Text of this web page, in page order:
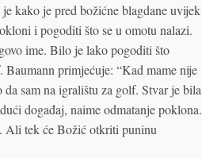
kako je pred božićne blagdane uvijek
i pogoditi što se u omotu nalazi.
ime. Bilo je lako pogoditi što
primjećuje: “Kad mame nije
sam na igralištu za golf. Stvar je bila
događaj, naime odmatanje poklona.
Ali tek će Božić otkriti puninu